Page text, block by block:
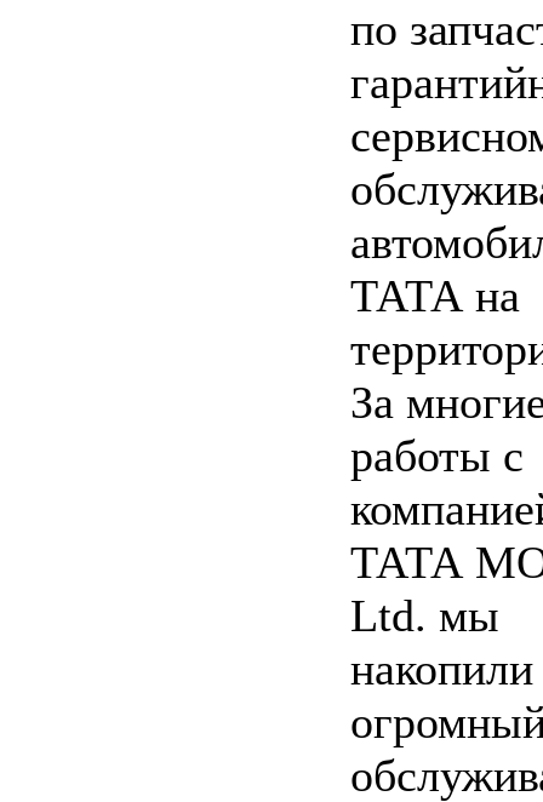
по
ТАТА на
За
работы с
ТАТА
Ltd. мы
накопили